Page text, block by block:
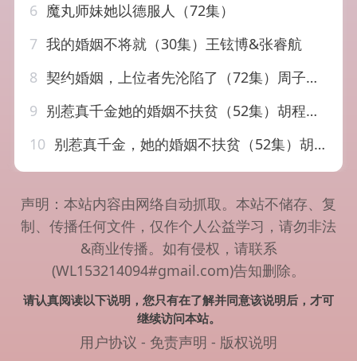
6 魔丸师妹她以德服人（72集）
7 我的婚姻不将就（30集）王铉博&张睿航
8 契约婚姻，上位者先沦陷了（72集）周子若&罗云朝
9 别惹真千金她的婚姻不扶贫（52集）胡程耀&朱沐梵
10 别惹真千金，她的婚姻不扶贫（52集）胡程耀&朱沐梵
声明：本站内容由网络自动抓取。本站不储存、复
制、传播任何文件，仅作个人公益学习，请勿非法
&商业传播。如有侵权，请联系
(WL153214094#gmail.com)告知删除。
请认真阅读以下说明，您只有在了解并同意该说明后，才可
继续访问本站。
用户协议 - 免责声明 - 版权说明